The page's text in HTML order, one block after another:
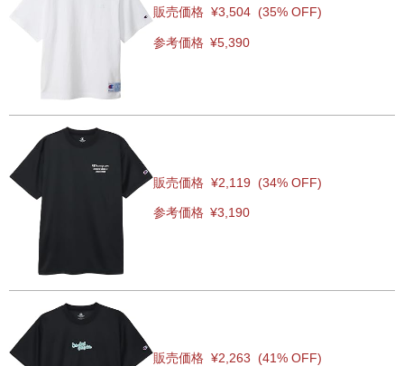
販売価格 ¥3,504 (35% OFF)
参考価格 ¥5,390
販売価格 ¥2,119 (34% OFF)
参考価格 ¥3,190
販売価格 ¥2,263 (41% OFF)